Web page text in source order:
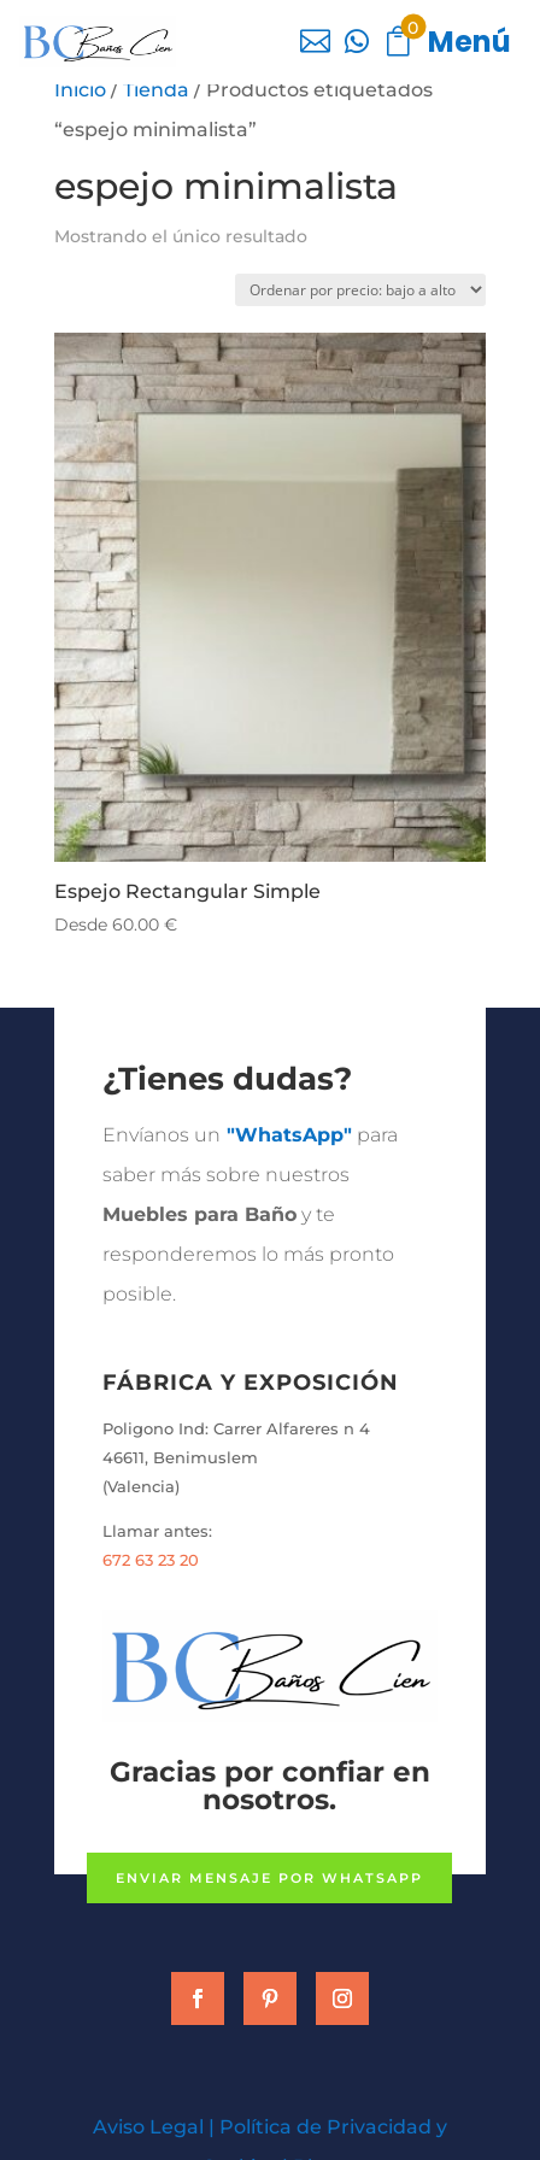
  0 Menú
Inicio/ Tienda / Productos etiquetados
“espejo minimalista”
espejo minimalista
Mostrando el único resultado
Espejo Rectangular Simple
Desde 60.00 €
¿Tienes dudas?
Envíanos un "WhatsApp"para
saber más sobre nuestros
Muebles para Bañoy te
responderemos lo más pronto
posible.
FÁBRICA Y EXPOSICIÓN
Poligono Ind: Carrer Alfareres n 4
46611, Benimuslem
(Valencia)
Llamar antes:
672 63 23 20
Gracias por confiar en
nosotros.
ENVIAR MENSAJE POR WHATSAPP
Aviso Legal | Política de Privacidad y